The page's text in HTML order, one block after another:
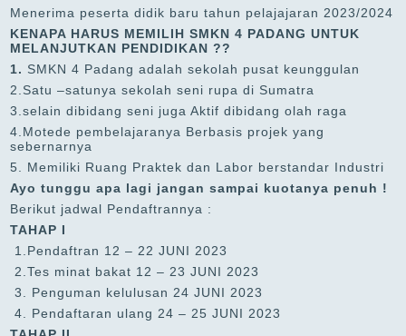
Menerima peserta didik baru tahun pelajajaran 2023/2024
KENAPA HARUS MEMILIH SMKN 4 PADANG UNTUK
MELANJUTKAN PENDIDIKAN ??
1. SMKN 4 Padang adalah sekolah pusat keunggulan
2.Satu –satunya sekolah seni rupa di Sumatra
3.selain dibidang seni juga Aktif dibidang olah raga
4.Motede pembelajaranya Berbasis projek yang
sebernarnya
5. Memiliki Ruang Praktek dan Labor berstandar Industri
Ayo tunggu apa lagi jangan sampai kuotanya penuh !
Berikut jadwal Pendaftrannya :
TAHAP I
1.Pendaftran 12 – 22 JUNI 2023
2.Tes minat bakat 12 – 23 JUNI 2023
3. Penguman kelulusan 24 JUNI 2023
4. Pendaftaran ulang 24 – 25 JUNI 2023